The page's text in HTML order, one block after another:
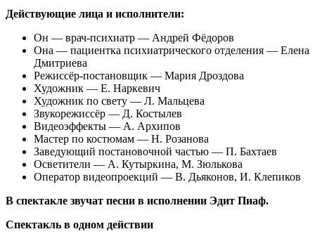
Действующие лица и исполнители:
Он — врач-психиатр — Андрей Фёдоров
Она — пациентка психиатрического отделения — Елена
Дмитриева
Режиссёр-постановщик — Мария Дроздова
Художник — Е. Наркевич
Художник по свету — Л. Мальцева
Звукорежиссёр — Д. Костылев
Видеоэффекты — А. Архипов
Мастер по костюмам — Н. Розанова
Заведующий постановочной частью — П. Бахтаев
Осветители — А. Кутыркина, М. Зюлькова
Оператор видеопроекций — В. Дьяконов, И. Клепиков
В спектакле звучат песни в исполнении Эдит Пиаф.
Спектакль в одном действии